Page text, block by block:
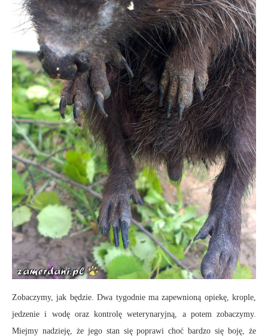
Zobaczymy, jak będzie. Dwa tygodnie ma zapewnioną opiekę, krople,
jedzenie i wodę oraz kontrolę weterynaryjną, a potem zobaczymy.
Miejmy nadzieję, że jego stan się poprawi choć bardzo się boję, że